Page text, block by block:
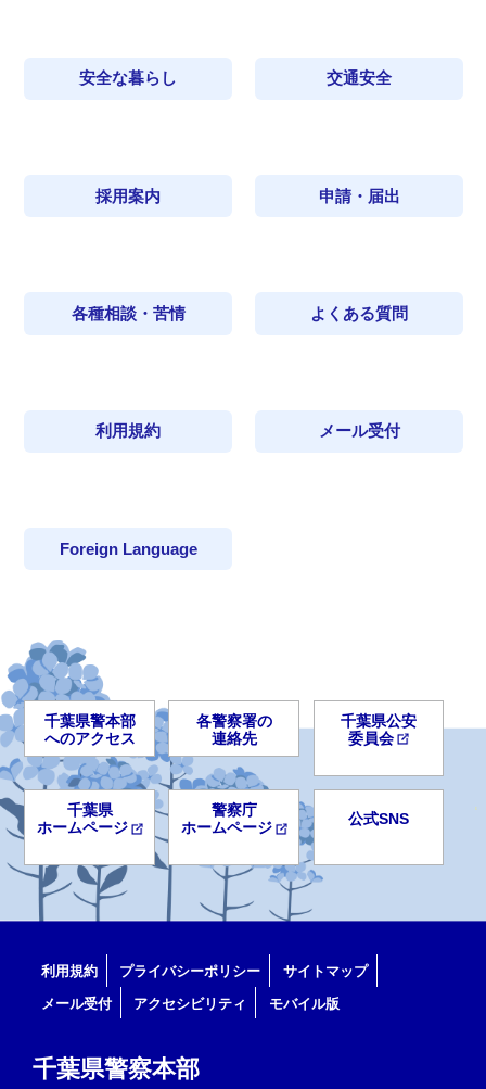
安全な暮らし 交通安全
採用案内 申請・届出
各種相談・苦情 よくある質問
利用規約 メール受付
Foreign Language
千葉県警本部
へのアクセス
各警察署の
連絡先
千葉県公安
委員会
千葉県
ホームページ
警察庁
ホームページ
公式SNS
利用規約 プライバシーポリシー
サイトマップ
メール受付
アクセシビリティ モバイル版
千葉県警察本部